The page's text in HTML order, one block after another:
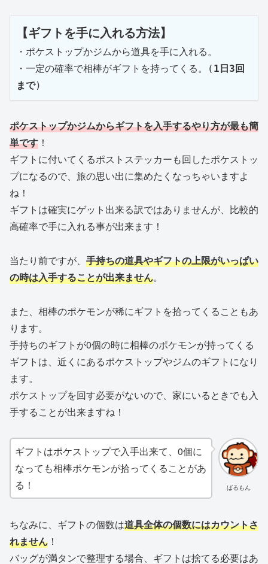
【ギフトを手に入れる方法】
・ポケストップかジムから道具を手に入れる。
・一定の確率で相棒がギフトを持ってくる。
( 1日3回
まで)
ポケストップかジムからギフトを入手するやり方が最も簡
単です ！
ギフトに付いてくるポストステッカーも回したポケストッ
プになるので、旅の思い出に集めたくなっちゃいますよ
ね！
ギフトは確実にゲット出来る訳ではありませんが、比較的
高確率で手に入れる事が出来ます！
当たり前ですが、 手持ちの道具やギフトの上限がいっぱい
の時は入手することが出来ません。
また、相棒のポケモンが稀にギフトを拾ってくることもあ
ります。
手持ちのギフトが0個の時に相棒のポケモンが持ってくる
ギフトは、近くにあるポケストップやジムのギフトになり
ます。
ポケストップを回す必要がないので、家にいるときでも入
手することが出来ますね！
ばるもん
ギフトはポケストップで入手出来て、0個に
なっても相棒ポケモンが拾ってくることがあ
る！
ちなみに、ギフトの個数は道具全体の個数にはカウントさ
れません ！
バッグが満タンで整理する場合、ギフトは捨てる必要はあ